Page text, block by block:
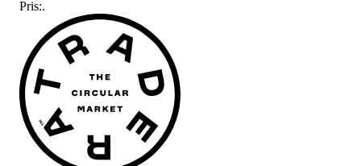
Pris:.